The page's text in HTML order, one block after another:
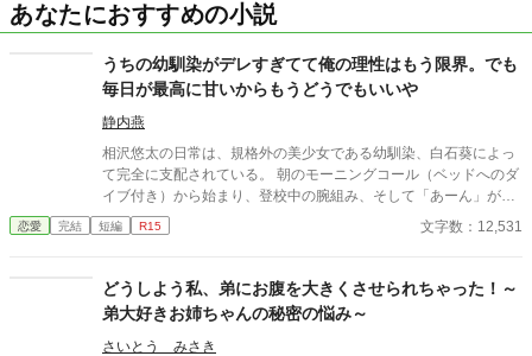
あなたにおすすめの小説
うちの幼馴染がデレすぎてて俺の理性はもう限界。でも
毎日が最高に甘いからもうどうでもいいや
静内燕
相沢悠太の日常は、規格外の美少女である幼馴染、白石葵によっ
て完全に支配されている。 朝のモーニングコール（ベッドへのダ
イブ付き）から始まり、登校中の腕組み、そして「あーん」が義
務付けられた手作り弁当。誰もが羨むラブラブっぷりだが、悠太
はこれを「家族愛」だと頑なに誤解（無視）している。 「ゆーた
の一途。周囲の冷やかしや、葵を狙う男子生徒のプレッシャーが
高まる中、悠太の**「幼馴染フィルター」**はついに限界を迎え
る。 この溺愛っぷり、いつまで「家族」で通せるのか？ 甘すぎる
日常が、悠太の鈍感な理性を溶かし尽くす――最初からクライマ
恋愛 完結 短編 R15 文字数：12,531
どうしよう私、弟にお腹を大きくさせられちゃった！～
弟大好きお姉ちゃんの秘密の悩み～
さいとう みさき